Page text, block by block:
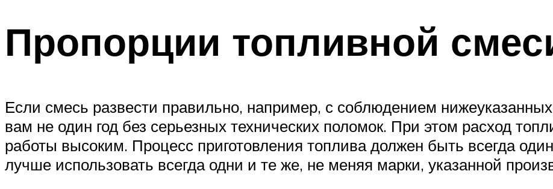
Пропорции топливной
Если смесь развести правильно, например, с соблюдением
вам не один год без серьезных технических поломок. При этом расход
работы высоким. Процесс приготовления топлива должен быть всегда
лучше использовать всегда одни и те же, не меняя марки, указанной